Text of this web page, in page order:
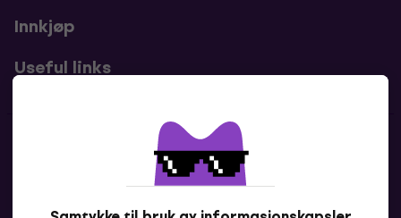
Innkjøp
Useful links
Kontakter
Kontakt oss